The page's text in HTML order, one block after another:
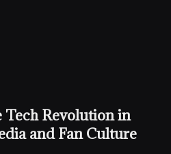
Revolution in
and Fan Culture